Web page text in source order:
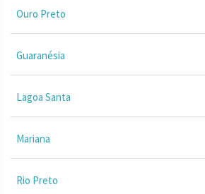
Ouro Preto
Guaranésia
Lagoa Santa
Mariana
Rio Preto